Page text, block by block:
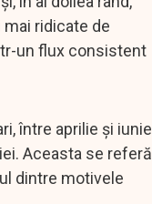
ridicate de
un flux consistent
între aprilie şi iunie
Aceasta se referă
dintre motivele